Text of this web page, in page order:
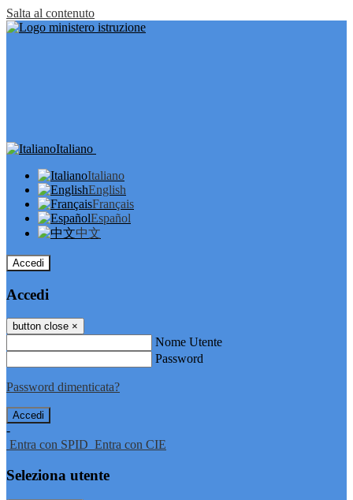
Salta al contenuto
Italiano
Italiano
English
Français
Español
中文
Accedi
Accedi
button close ×
Nome Utente
Password
Password dimenticata?
-
Entra con SPID Entra con CIE
Seleziona utente